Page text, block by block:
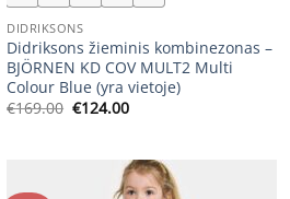
DIDRIKSONS
Didriksons žieminis kombinezonas –
BJÖRNEN KD COV MULT2 Multi
Colour Blue (yra vietoje)
€169.00 Original
€124.00Current